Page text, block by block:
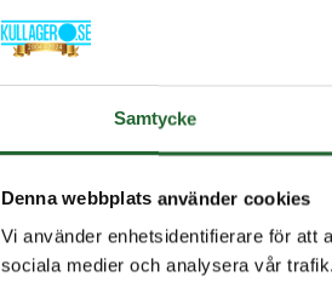
Samtycke
Denna webbplats använder cookies
Vi använder enhetsidentifierare för att
sociala medier och analysera vår
Stoppskruv: M6
Tillbaka